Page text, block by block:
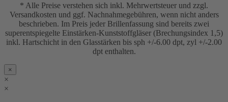
* Alle Preise verstehen sich inkl. Mehrwertsteuer und zzgl.
Versandkosten und ggf. Nachnahmegebühren, wenn nicht anders
beschrieben. Im Preis jeder Brillenfassung sind bereits zwei
superentspiegelte Einstärken-Kunststoffgläser (Brechungsindex 1,5)
inkl. Hartschicht in den Glasstärken bis sph +/-6.00 dpt, zyl +/-2.00
dpt enthalten.
×
×
×